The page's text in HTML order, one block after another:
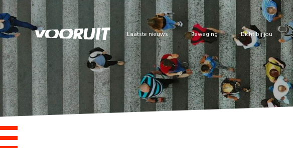
Laatste nieuws Beweging Dicht bij jou